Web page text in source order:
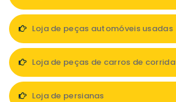
Loja de peças automóveis usadas
Loja de peças de carros de corrida
Loja de persianas